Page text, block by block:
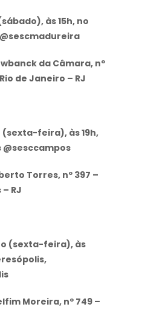
às 15h, no
da Câmara, nº
de Janeiro – RJ
feira), às 19h,
@sesccampos
Torres, nº 397 –
RJ
(sexta-feira), às
Moreira, nº 749 –